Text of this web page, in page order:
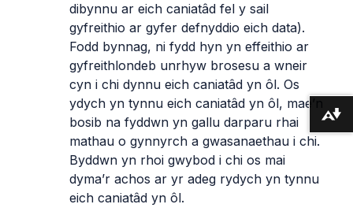
dibynnu ar eich caniatâd fel y sail
gyfreithio ar gyfer defnyddio eich data).
Fodd bynnag, ni fydd hyn yn effeithio ar
gyfreithlondeb unrhyw brosesu a wneir
cyn i chi dynnu eich caniatâd yn ôl. Os
ydych yn tynnu eich caniatâd yn ôl, mae’n
bosib na fyddwn yn gallu darparu rhai
mathau o gynnyrch a gwasanaethau i chi.
Byddwn yn rhoi gwybod i chi os mai
dyma’r achos ar yr adeg rydych yn tynnu
eich caniatâd yn ôl.
Lawrlwytho fformatau amgen ...